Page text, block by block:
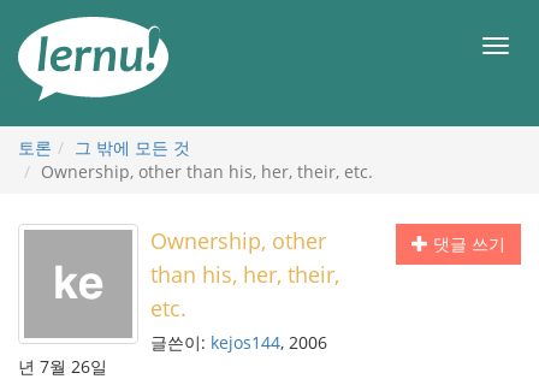
메
토론
그 밖에 모든 것
Ownership, other than his, her, their, etc.
댓글 쓰기
Ownership, other
than his, her, their,
etc.
글쓴이: kejos144, 2006
년 7월 26일